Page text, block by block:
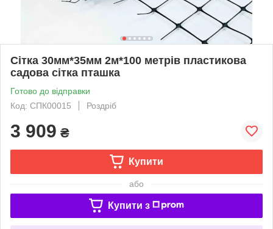
Сітка 30мм*35мм 2м*100 метрів пластикова
садова сітка пташка
Готово до відправки
Код: СПК00015
Роздріб
3 909 ₴
Купити
або
Купити з